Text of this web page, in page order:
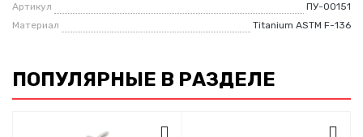
Артикул
ПУ-00151
Материал
Titanium ASTM F-136
ПОПУЛЯРНЫЕ В РАЗДЕЛЕ